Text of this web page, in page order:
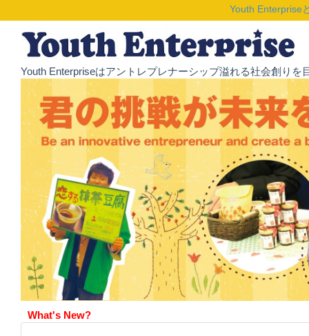
Youth Enterprise
Youth Enterpriseはアントレプレナーシップ溢れる社会創り
What's New?